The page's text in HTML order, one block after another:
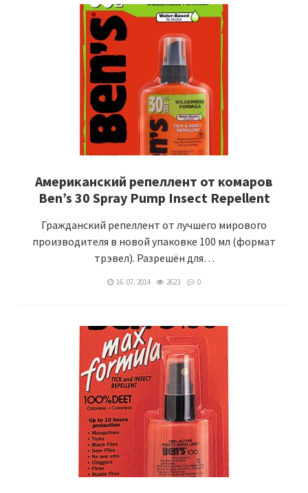
Американский репеллент от комаров
Ben’s 30 Spray Pump Insect Repellent
Гражданский репеллент от лучшего мирового
производителя в новой упаковке 100 мл (формат
трэвел). Разрешён для…
16. 07. 2014 2623 0